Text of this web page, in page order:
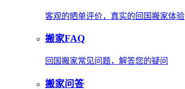
客观的晒单评价，真实的回国搬家体验
搬家FAQ
回国搬家常见问题，解答您的疑问
搬家问答